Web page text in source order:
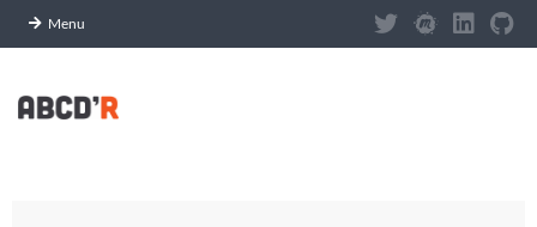
Menu
content
Panneau de gestion des cookies